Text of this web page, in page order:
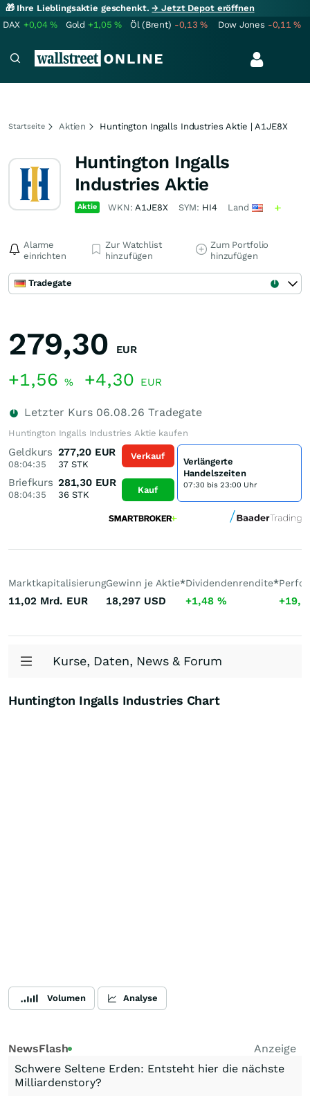
🎁 Ihre Lieblingsaktie geschenkt.→ Jetzt Depot eröffnen
DAX +0,04% Gold +1,05% Öl (Brent) -0,13% Dow Jones -0,11%
Startseite Aktien Huntington Ingalls Industries Aktie | A1JE8X
Huntington Ingalls
Industries Aktie
Aktie WKN:A1JE8X SYM: HI4 Land
Alarme
einrichten
Zur Watchlist
hinzufügen
Zum Portfolio
hinzufügen
Tradegate
279,30 EUR
+1,56 % +4,30 EUR
Letzter Kurs 06.08.26 Tradegate
Huntington Ingalls Industries Aktie kaufen
Geldkurs
08:04:35
277,20 EUR
37 STK
Briefkurs
08:04:35
281,30 EUR
36 STK
Verkauf
Kauf
Verlängerte
Handelszeiten
07:30 bis 23:00 Uhr
Marktkapitalisierung
11,02 Mrd. EUR
Gewinn je Aktie*
18,297 USD
Dividendenrendite*
+1,48 %
Kurse, Daten, News & Forum
Huntington Ingalls Industries Chart
Volumen Analyse
NewsFlash
Anzeige
Schwere Seltene Erden: Entsteht hier die nächste
Milliardenstory?